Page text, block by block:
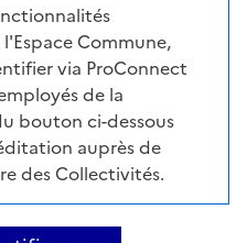
Commune,
via ProConnect
de la
bouton ci-dessous
auprès de
des Collectivités.